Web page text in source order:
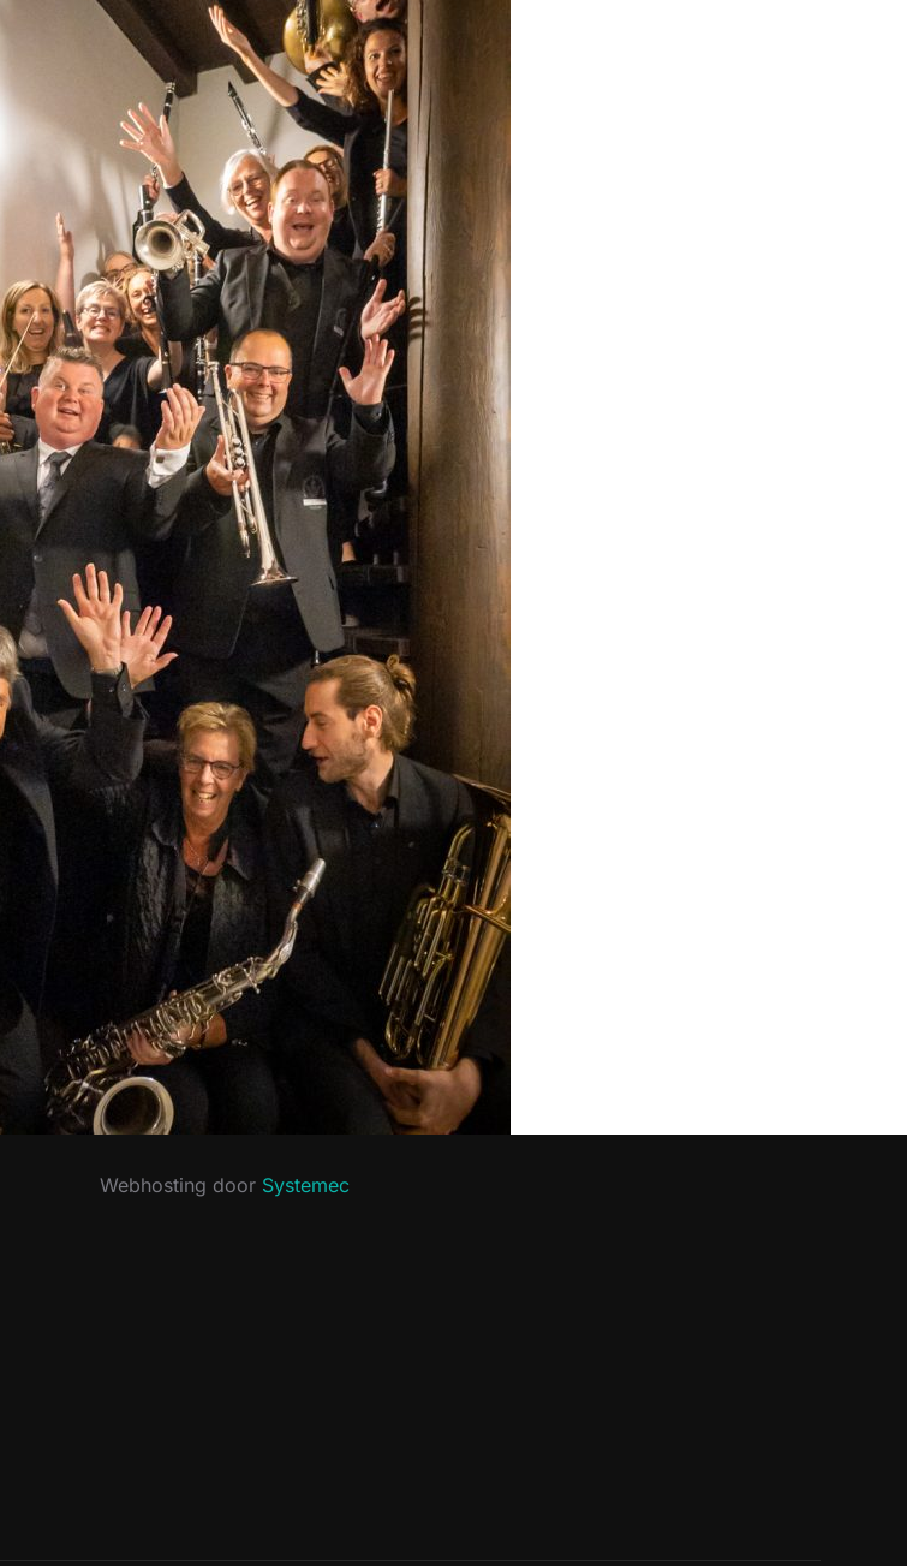
Webhosting door Systemec